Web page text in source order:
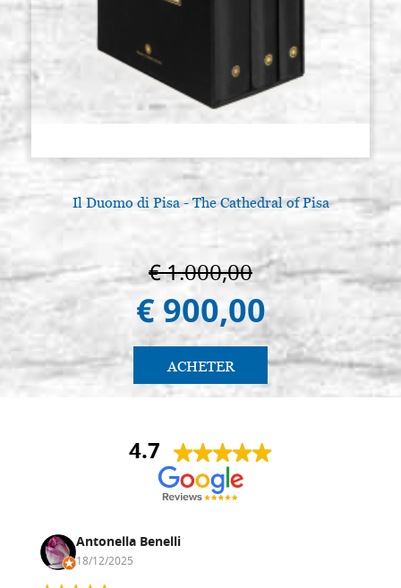
Il Duomo di Pisa - The Cathedral of Pisa
€ 1.000,00
€ 900,00
ACHETER
4.7
Antonella Benelli
18/12/2025